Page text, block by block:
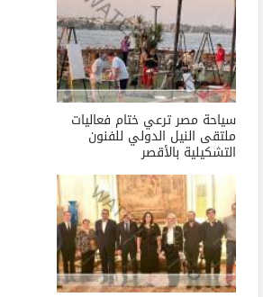
سياحة مصر ترعي ختام فعاليات
ملتقى النيل الدولي للفنون
التشكيلية بالأقصر